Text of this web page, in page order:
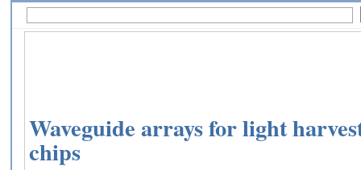
Waveguide arrays for light
chips